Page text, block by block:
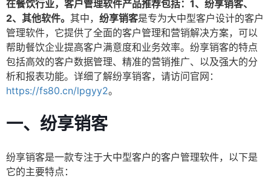
在餐饮行业，客户管理软件产品推荐包括：1、纷享销客、
2、其他软件。 其中， 纷享销客是专为大中型客户设计的客户
管理软件，它提供了全面的客户管理和营销解决方案，可以
帮助餐饮企业提高客户满意度和业务效率。纷享销客的特点
包括高效的客户数据管理、精准的营销推广、以及强大的分
析和报表功能。详细了解纷享销客，请访问官网：
https://fs80.cn/lpgyy2。
一、纷享销客
纷享销客是一款专注于大中型客户的客户管理软件，以下是
它的主要特点：